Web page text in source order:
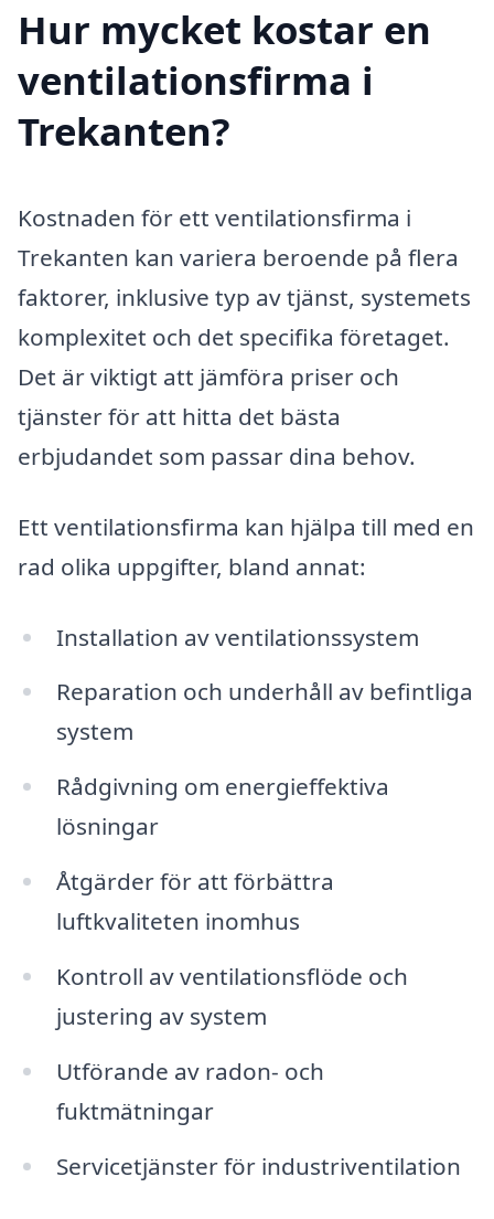
Hur mycket kostar en
ventilationsfirma i
Trekanten?
Kostnaden för ett ventilationsfirma i
Trekanten kan variera beroende på flera
faktorer, inklusive typ av tjänst, systemets
komplexitet och det specifika företaget.
Det är viktigt att jämföra priser och
tjänster för att hitta det bästa
erbjudandet som passar dina behov.
Ett ventilationsfirma kan hjälpa till med en
rad olika uppgifter, bland annat:
Installation av ventilationssystem
Reparation och underhåll av befintliga
system
Rådgivning om energieffektiva
lösningar
Åtgärder för att förbättra
luftkvaliteten inomhus
Kontroll av ventilationsflöde och
justering av system
Utförande av radon- och
fuktmätningar
Servicetjänster för industriventilation